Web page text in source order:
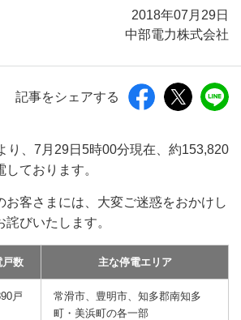
2018年07月29日
中部電力株式会社
記事をシェアする
り、7月29日5時00分現在、約153,820
ております。
お客さまには、大変ご迷惑をおかけし
びいたします。
戸数 主な停電エリア
戸
常滑市、豊明市、知多郡南知多
町・美浜町の各一部